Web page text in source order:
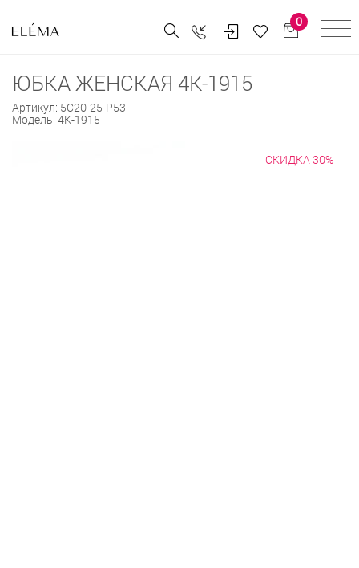
0
ЮБКА ЖЕНСКАЯ 4К-1915
Артикул: 5С20-25-Р53
Модель: 4К-1915
СКИДКА 30%